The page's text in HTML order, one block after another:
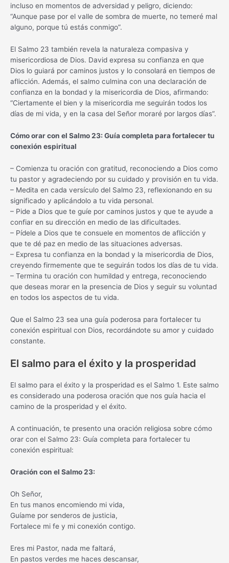
incluso en momentos de adversidad y peligro, diciendo:
“Aunque pase por el valle de sombra de muerte, no temeré mal
alguno, porque tú estás conmigo”.
El Salmo 23 también revela la naturaleza compasiva y
misericordiosa de Dios. David expresa su confianza en que
Dios lo guiará por caminos justos y lo consolará en tiempos de
aflicción. Además, el salmo culmina con una declaración de
confianza en la bondad y la misericordia de Dios, afirmando:
“Ciertamente el bien y la misericordia me seguirán todos los
días de mi vida, y en la casa del Señor moraré por largos días”.
Cómo orar con el Salmo 23: Guía completa para fortalecer tu
conexión espiritual
– Comienza tu oración con gratitud, reconociendo a Dios como
tu pastor y agradeciendo por su cuidado y provisión en tu vida.
– Medita en cada versículo del Salmo 23, reflexionando en su
significado y aplicándolo a tu vida personal.
– Pide a Dios que te guíe por caminos justos y que te ayude a
confiar en su dirección en medio de las dificultades.
– Pídele a Dios que te consuele en momentos de aflicción y
que te dé paz en medio de las situaciones adversas.
– Expresa tu confianza en la bondad y la misericordia de Dios,
creyendo firmemente que te seguirán todos los días de tu vida.
– Termina tu oración con humildad y entrega, reconociendo
que deseas morar en la presencia de Dios y seguir su voluntad
en todos los aspectos de tu vida.
Que el Salmo 23 sea una guía poderosa para fortalecer tu
conexión espiritual con Dios, recordándote su amor y cuidado
constante.
El salmo para el éxito y la prosperidad
El salmo para el éxito y la prosperidad es el Salmo 1. Este salmo
es considerado una poderosa oración que nos guía hacia el
camino de la prosperidad y el éxito.
A continuación, te presento una oración religiosa sobre cómo
orar con el Salmo 23: Guía completa para fortalecer tu
conexión espiritual:
Oración con el Salmo 23:
Oh Señor,
En tus manos encomiendo mi vida,
Guíame por senderos de justicia,
Fortalece mi fe y mi conexión contigo.
Eres mi Pastor, nada me faltará,
En pastos verdes me haces descansar,